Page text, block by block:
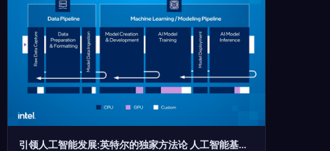
引领人工智能发展:英特尔的独家方法论 人工智能基础软件开发